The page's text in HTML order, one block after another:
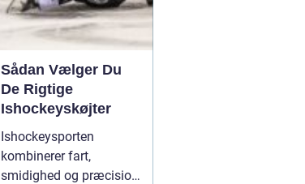
Sådan Vælger Du
De Rigtige
Ishockeyskøjter
Ishockeysporten
kombinerer fart,
smidighed og præcision,